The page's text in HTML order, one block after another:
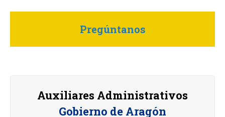
Pregúntanos
Auxiliares Administrativos
Gobierno de Aragón